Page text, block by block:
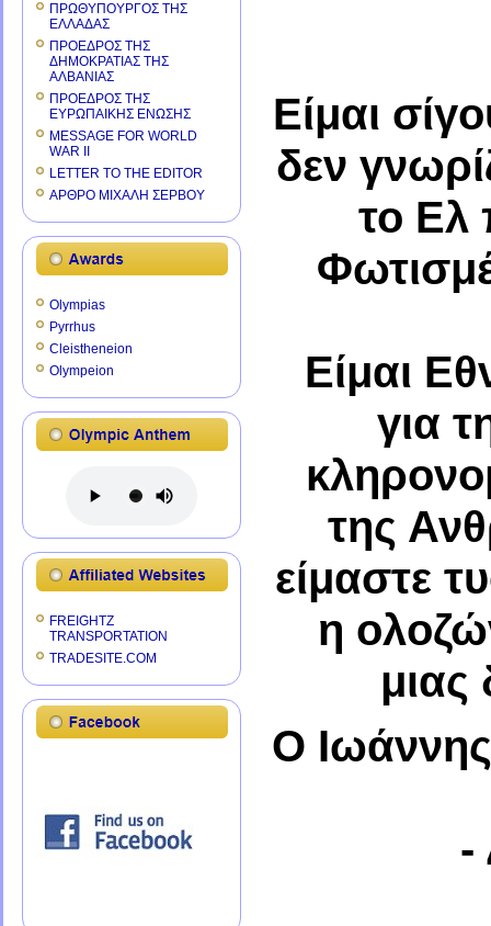
ΠΡΩΘΥΠΟΥΡΓΟΣ ΤΗΣ
ΕΛΛΑΔΑΣ
ΠΡΟΕΔΡΟΣ ΤΗΣ
ΔΗΜΟΚΡΑΤΙΑΣ ΤΗΣ
ΑΛΒΑΝΙΑΣ
ΠΡΟΕΔΡΟΣ ΤΗΣ
ΕΥΡΩΠΑΙΚΗΣ ΕΝΩΣΗΣ
MESSAGE FOR WORLD
WAR II
LETTER TO THE EDITOR
ΑΡΘΡΟ ΜΙΧΑΛΗ ΣΕΡΒΟΥ
Olympias
Pyrrhus
Cleistheneion
Olympeion
FREIGHTZ
TRANSPORTATION
TRADESITE.COM
Είμαι
δεν
το Ελ
Είμαι
για
της
είμαστε
η
μιας
Ο Ιωάννης
-